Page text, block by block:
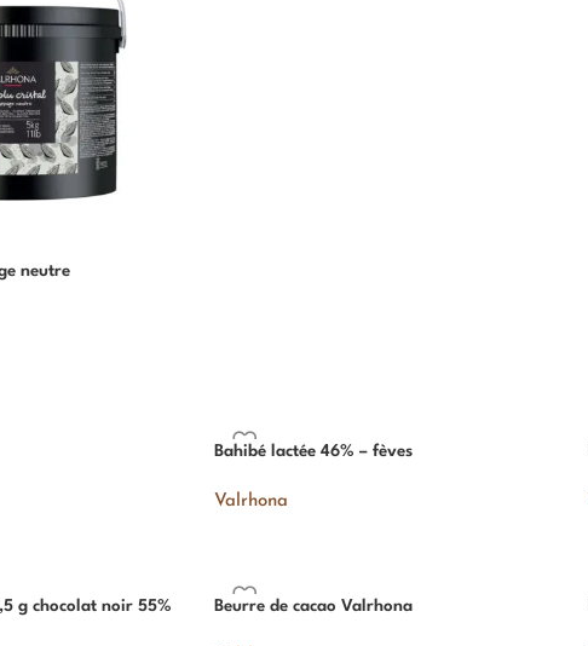
neutre
Bahibé lactée 46% – fèves
Valrhona
g chocolat noir 55% Beurre de cacao Valrhona